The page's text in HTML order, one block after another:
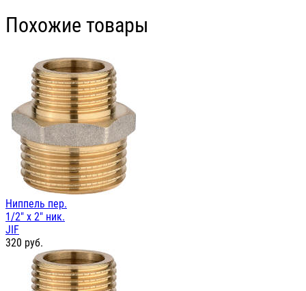
Похожие товары
Ниппель пер.
1/2" х 2" ник.
JIF
320 руб.